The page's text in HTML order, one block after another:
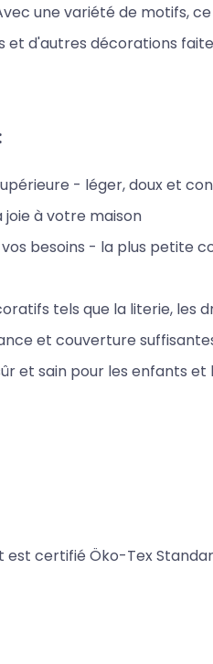
une variété de motifs,
d'autres décorations
- léger, doux et
à votre maison
besoins - la plus petite
tels que la literie, les
et couverture
et sain pour les enfants et
certifié Öko-Tex